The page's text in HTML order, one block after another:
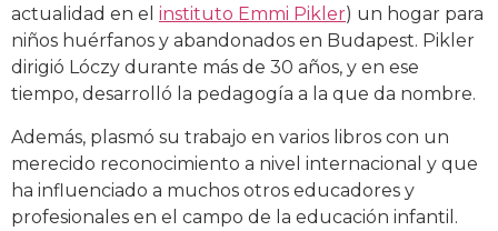
actualidad en el instituto Emmi Pikler) un hogar para
niños huérfanos y abandonados en Budapest. Pikler
dirigió Lóczy durante más de 30 años, y en ese
tiempo, desarrolló la pedagogía a la que da nombre.
Además, plasmó su trabajo en varios libros con un
merecido reconocimiento a nivel internacional y que
ha influenciado a muchos otros educadores y
profesionales en el campo de la educación infantil.